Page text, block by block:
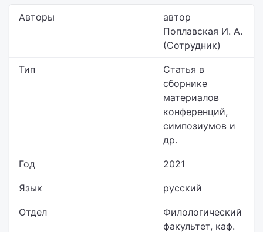
Авторы
автор
Поплавская И. А.
(Сотрудник)
Тип
Статья в
сборнике
материалов
конференций,
симпозиумов и
др.
Год 2021
Язык русский
Отдел
Филологический
факультет, каф.